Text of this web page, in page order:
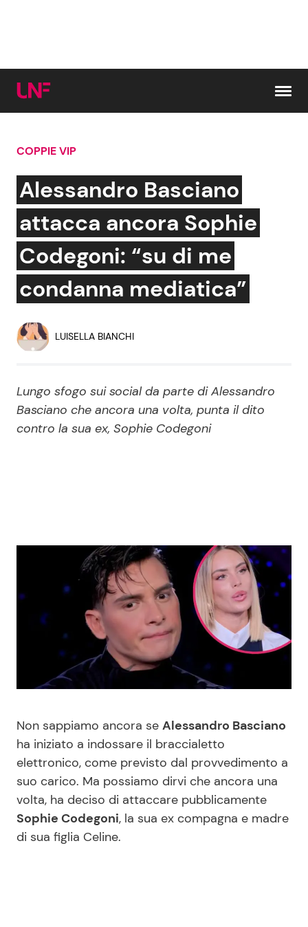
Cerca:
News e Cronaca
Attualità Italiana
Dal Mondo
Economia
Politica
Gossip e TV
Bellezze VIP
Coppie VIP
Reality e Talent
Soap Opera
News Musica
News Spettacolo
Benessere
Mondo Mamma
News benessere
Salute
Cucina e Ricette
Consigli di Cucina
Le Ricette in TV
Primi Piatti
Ricette Facili e Veloci
COPPIE VIP
Alessandro Basciano
attacca ancora Sophie
Codegoni: “su di me
condanna mediatica”
LUISELLA BIANCHI
Lungo sfogo sui social da parte di Alessandro
Basciano che ancora una volta, punta il dito
contro la sua ex, Sophie Codegoni
Non sappiamo ancora se Alessandro Basciano
ha iniziato a indossare il braccialetto
elettronico, come previsto dal provvedimento a
suo carico. Ma possiamo dirvi che ancora una
volta, ha deciso di attaccare pubblicamente
Sophie Codegoni, la sua ex compagna e madre
di sua figlia Celine.